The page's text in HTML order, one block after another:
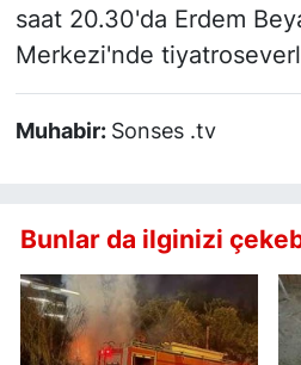
saat 20.30'da Erdem
Merkezi'nde
Muhabir: Sonses .tv
Bunlar da ilginizi